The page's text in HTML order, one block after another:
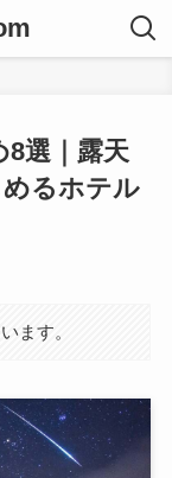
8選｜露天
るホテル
ます。